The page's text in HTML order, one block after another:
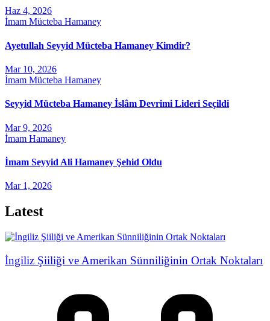
Haz 4, 2026
İmam Mücteba Hamaney
Ayetullah Seyyid Mücteba Hamaney Kimdir?
Mar 10, 2026
İmam Mücteba Hamaney
Seyyid Mücteba Hamaney İslâm Devrimi Lideri Seçildi
Mar 9, 2026
İmam Hamaney
İmam Seyyid Ali Hamaney Şehid Oldu
Mar 1, 2026
Latest
İngiliz Şiiliği ve Amerikan Sünniliğinin Ortak Noktaları